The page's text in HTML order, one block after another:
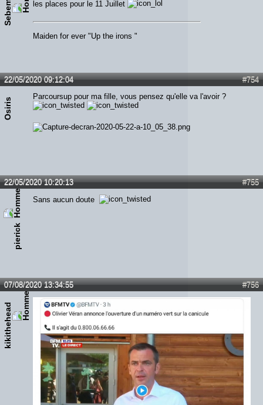
Sebemy
les places pour le 11 Juillet
Maiden for ever "Up the irons "
#754
22/05/2020 09:12:04
Osiris
Parcoursup pour ma fille, vous pensez qu'elle va l'avoir ?
#755
22/05/2020 10:20:13
pierick
Sans aucun doute
#756
07/08/2020 13:34:55
kikithehead